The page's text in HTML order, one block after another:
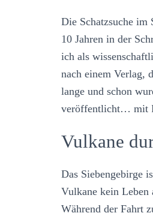
Die Schatzsuche im
10 Jahren in der
ich als
nach einem Verlag,
lange und schon
veröffentlicht… mit
Vulkane
Das Siebengebirge
Vulkane kein Leben
Während der Fahrt